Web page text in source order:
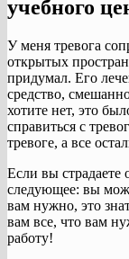
учебного
У меня тревога
открытых
придумал. Его
средство,
хотите нет, это
справиться с
тревоге, а все
Если вы страдаете
следующее: вы
вам нужно, это
вам все, что вам
работу!